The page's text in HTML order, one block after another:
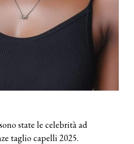
state le celebrità ad
taglio capelli 2025.